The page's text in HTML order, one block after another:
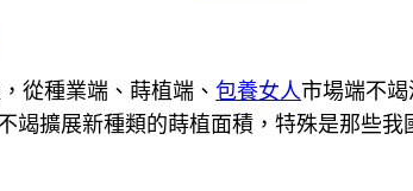
從種業端、蒔植端、包養女人市場端不
竭擴展新種類的蒔植面積，特殊是那些我